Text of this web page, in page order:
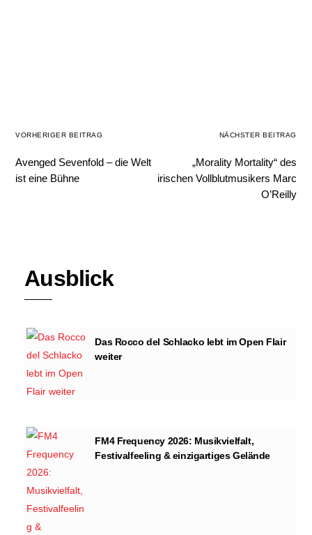
VORHERIGER BEITRAG
Avenged Sevenfold – die Welt
ist eine Bühne
NÄCHSTER BEITRAG
„Morality Mortality“ des
irischen Vollblutmusikers Marc
O’Reilly
Ausblick
Das Rocco del Schlacko lebt im Open Flair
weiter
FM4 Frequency 2026: Musikvielfalt,
Festivalfeeling & einzigartiges Gelände